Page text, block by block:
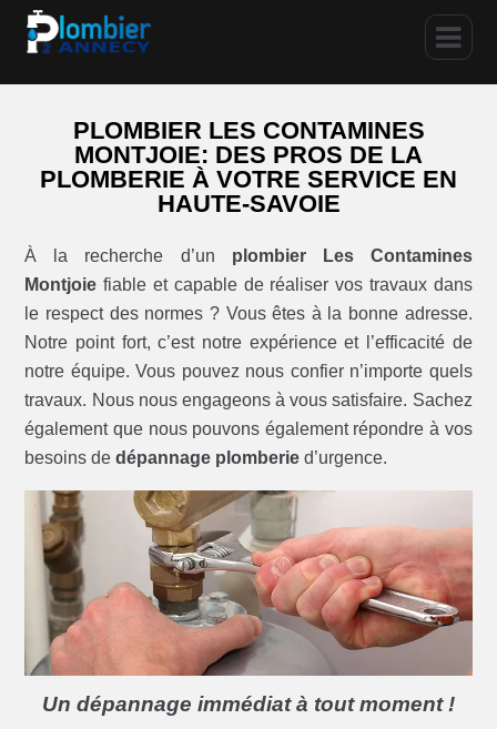
PLOMBIER LES CONTAMINES
MONTJOIE: DES PROS DE LA
PLOMBERIE À VOTRE SERVICE EN
HAUTE-SAVOIE
À la recherche d’un plombier Les Contamines
Montjoie fiable et capable de réaliser vos travaux dans
le respect des normes ? Vous êtes à la bonne adresse.
Notre point fort, c’est notre expérience et l’efficacité de
notre équipe. Vous pouvez nous confier n’importe quels
travaux. Nous nous engageons à vous satisfaire. Sachez
également que nous pouvons également répondre à vos
besoins dedépannage plomberie d’urgence.
Un dépannage immédiat à tout moment !